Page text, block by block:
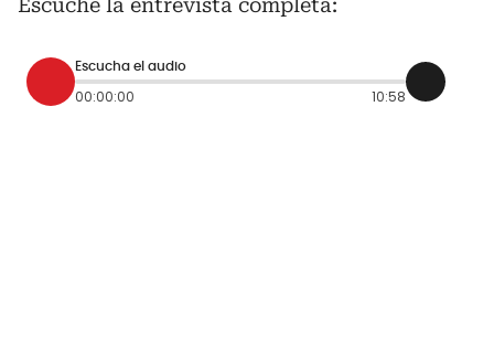
Escuche la entrevista completa:
Escucha el audio
00:00:00 10:58